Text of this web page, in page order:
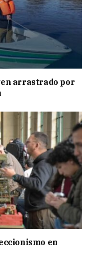
arrastrado por
en